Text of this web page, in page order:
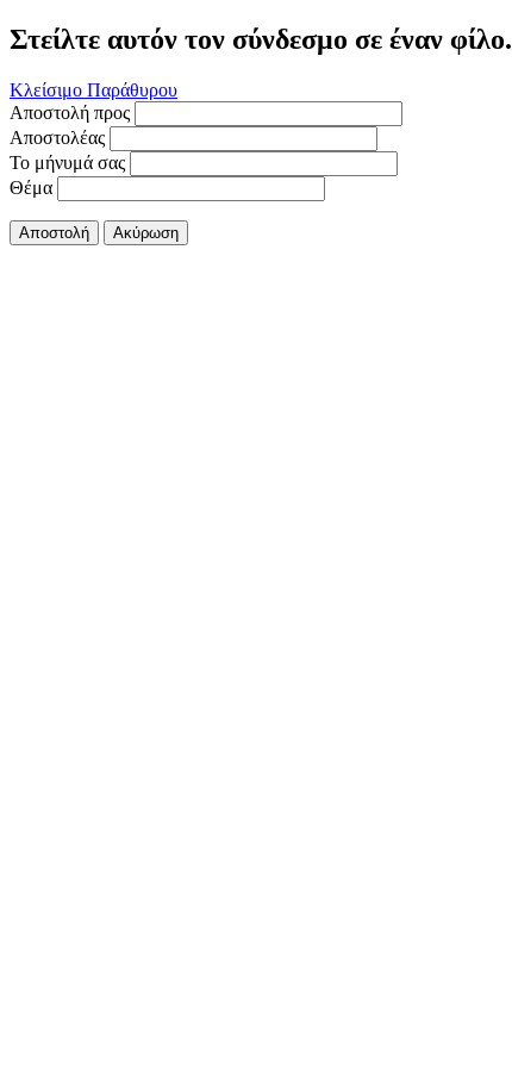
Στείλτε αυτόν τον σύνδεσμο σε έναν φίλο.
Κλείσιμο Παράθυρου
Αποστολή προς
Αποστολέας
Το μήνυμά σας
Θέμα
Αποστολή Ακύρωση